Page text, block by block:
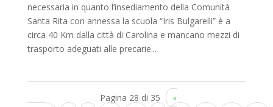
necessaria in quanto l’insediamento della Comunità
Santa Rita con annessa la scuola “Iris Bulgarelli” è a
circa 40 Km dalla città di Carolina e mancano mezzi di
trasporto adeguati alle precarie...
Pagina 28 di 35
«